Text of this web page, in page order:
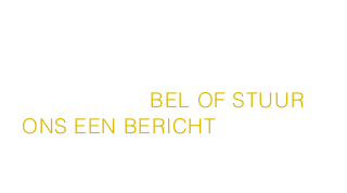
BEL OF STUUR
ONS EEN BERICHT